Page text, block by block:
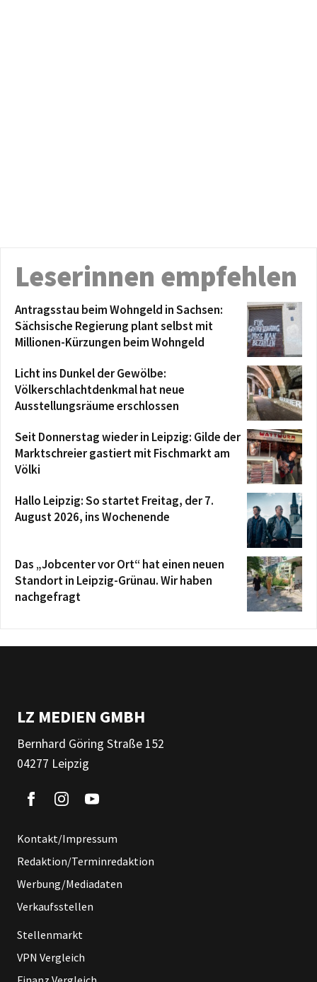
Leserinnen empfehlen
Antragsstau beim Wohngeld in Sachsen:
Sächsische Regierung plant selbst mit
Millionen-Kürzungen beim Wohngeld
Licht ins Dunkel der Gewölbe:
Völkerschlachtdenkmal hat neue
Ausstellungsräume erschlossen
Seit Donnerstag wieder in Leipzig: Gilde der
Marktschreier gastiert mit Fischmarkt am
Völki
Hallo Leipzig: So startet Freitag, der 7.
August 2026, ins Wochenende
Das „Jobcenter vor Ort“ hat einen neuen
Standort in Leipzig-Grünau. Wir haben
nachgefragt
LZ MEDIEN GMBH
Bernhard Göring Straße 152
04277 Leipzig
Kontakt/Impressum
Redaktion/Terminredaktion
Werbung/Mediadaten
Verkaufsstellen
Stellenmarkt
VPN Vergleich